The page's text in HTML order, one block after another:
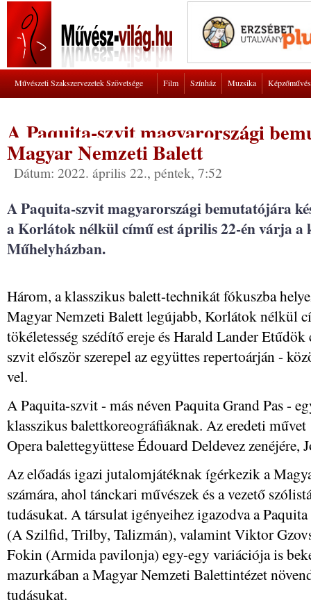
Művészeti Szakszervezetek Szövetsége Film Színház Muzsika
A Paquita-szvit magyarországi
Magyar Nemzeti Balett
Dátum: 2022. április 22., péntek, 7:52
A Paquita-szvit magyarországi bemutatójára
a Korlátok nélkül című est április 22-én várja a
Műhelyházban.
Három, a klasszikus balett-technikát fókuszba
Magyar Nemzeti Balett legújabb, Korlátok nélkül
tökéletesség szédítő ereje és Harald Lander
szvit először szerepel az együttes repertoárján -
vel.
A Paquita-szvit - más néven Paquita Grand Pas -
klasszikus balettkoreográfiáknak. Az eredeti
Opera balettegyüttese Édouard Deldevez
Az előadás igazi jutalomjátéknak ígérkezik a
számára, ahol tánckari művészek és a vezető
tudásukat. A társulat igényeihez igazodva a
(A Szilfid, Trilby, Talizmán), valamint Viktor
Fokin (Armida pavilonja) egy-egy variációja is
mazurkában a Magyar Nemzeti Balettintézet
tudásukat.